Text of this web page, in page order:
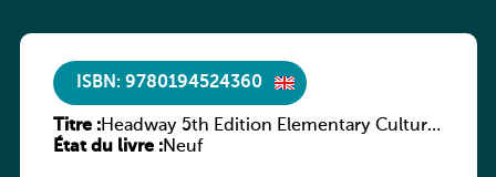
ISBN: 9780194524360
Titre :Headway 5th Edition Elementary Culture
and Literature Companion
État du livre :Neuf